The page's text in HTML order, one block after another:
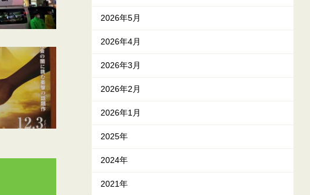
2026年5月
2026年4月
2026年3月
2026年2月
2026年1月
2025年
2024年
2021年